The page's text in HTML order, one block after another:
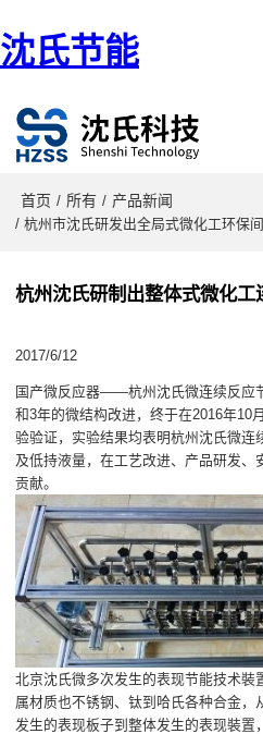
沈氏节能
首页 / 所有 / 产品新闻
/ 杭州市沈氏研发出全局式微化工环保
杭州沈氏研制出整体式微化工
2017/6/12
国产微反应器——杭州沈氏微连续反应
和3年的微结构改进，终于在2016年10
验验证，实验结果均表明杭州沈氏微连
及低持液量，在工艺改进、产品研发、
贡献。
北京沈氏微多次发生的表现节能技术
属材质也不锈钢、钛到哈氏各种合金，
发生的表现板子到整体发生的表现裝